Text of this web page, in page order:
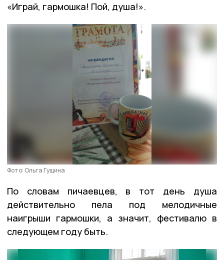
«Играй, гармошка! Пой, душа!».
Фото: Ольга Гущина
По словам пичаевцев, в тот день душа
действительно пела под мелодичные
наигрыши гармошки, а значит, фестивалю в
следующем году быть.